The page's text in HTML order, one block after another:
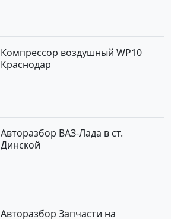
Компрессор воздушный WP10
Краснодар
Авторазбор ВАЗ-Лада в ст.
Динской
Авторазбор Запчасти на